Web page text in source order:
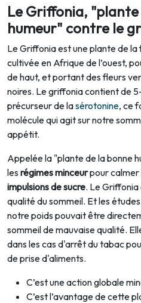
Le Griffonia,
humeur" contre le
LeGriffonia est une plante de la
cultivée en Afrique de l’ouest,
de haut, et portant des fleurs
noires. Le griffonia contient de
précurseur de lasérotonine, ce
molécule qui agit sur notre
appétit.
Appelée la "plante de la bonne
les régimes minceurpour calmer
impulsions de sucre. Le
qualité du sommeil. Et les
notre poids pouvait être
sommeil de mauvaise qualité.
dans les cas d'arrêt du tabac
de prise d'aliments.
C’est une action globale
C’est l’avantage de cette